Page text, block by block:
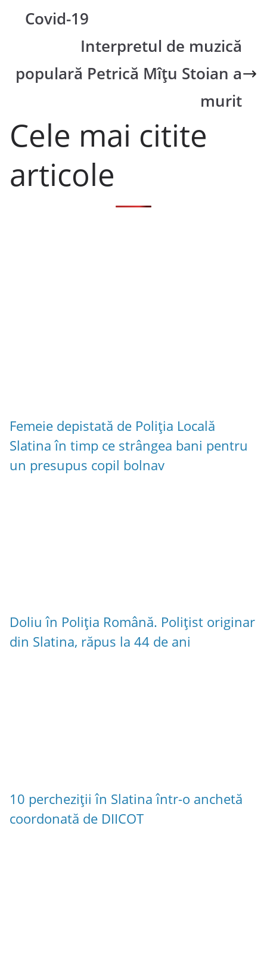
Covid-19
Interpretul de muzică
populară Petrică Mîțu Stoian a
murit
Cele mai citite
articole
Femeie depistată de Poliția Locală
Slatina în timp ce strângea bani pentru
un presupus copil bolnav
Doliu în Poliția Română. Polițist originar
din Slatina, răpus la 44 de ani
10 percheziții în Slatina într-o anchetă
coordonată de DIICOT